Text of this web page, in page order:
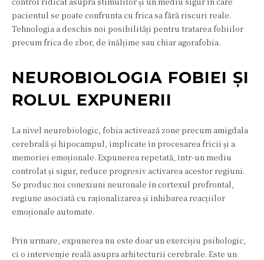
pacientul se poate confrunta cu frica sa fără riscuri reale.
Tehnologia a deschis noi posibilități pentru tratarea fobiilor
precum frica de zbor, de înălțime sau chiar agorafobia.
NEUROBIOLOGIA FOBIEI ȘI
ROLUL EXPUNERII
La nivel neurobiologic, fobia activează zone precum amigdala
cerebrală și hipocampul, implicate în procesarea fricii și a
memoriei emoționale. Expunerea repetată, într-un mediu
controlat și sigur, reduce progresiv activarea acestor regiuni.
Se produc noi conexiuni neuronale în cortexul prefrontal,
regiune asociată cu raționalizarea și inhibarea reacțiilor
emoționale automate.
Prin urmare, expunerea nu este doar un exercițiu psihologic,
ci o intervenție reală asupra arhitecturii cerebrale. Este un